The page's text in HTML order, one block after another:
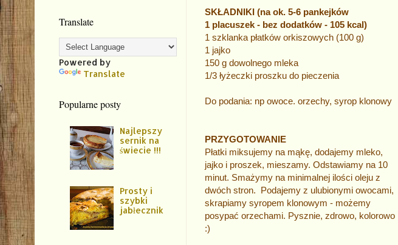
SKŁADNIKI (na ok. 5-6 pankejków
1 placuszek - bez dodatków - 105 kcal)
1 szklanka płatków orkiszowych (100 g)
1 jajko
150 g dowolnego mleka
1/3 łyżeczki proszku do pieczenia
Do podania: np owoce. orzechy, syrop klonowy
PRZYGOTOWANIE
Płatki miksujemy na mąkę, dodajemy mleko,
jajko i proszek, mieszamy. Odstawiamy na 10
minut. Smażymy na minimalnej ilości oleju z
dwóch stron. Podajemy z ulubionymi owocami,
skrapiamy syropem klonowym - możemy
posypać orzechami. Pysznie, zdrowo, kolorowo
:)
Translate
Powered by
Translate
Popularne posty
Najlepszy
sernik na
świecie !!!
Prosty i
szybki
jabłecznik